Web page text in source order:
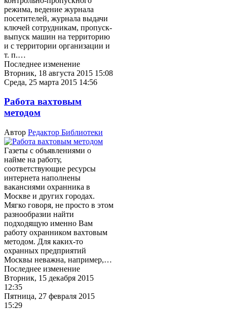
режима, ведение журнала
посетителей, журнала выдачи
ключей сотрудникам, пропуск-
выпуск машин на территорию
и с территории организации и
т. п.…
Последнее изменение
Вторник, 18 августа 2015 15:08
Среда, 25 марта 2015 14:56
Работа вахтовым
методом
Автор Редактор Библиотеки
Газеты с объявлениями о
найме на работу,
соответствующие ресурсы
интернета наполнены
вакансиями охранника в
Москве и других городах.
Мягко говоря, не просто в этом
разнообразии найти
подходящую именно Вам
работу охранником вахтовым
методом. Для каких-то
охранных предприятий
Москвы неважна, например,…
Последнее изменение
Вторник, 15 декабря 2015
12:35
Пятница, 27 февраля 2015
15:29